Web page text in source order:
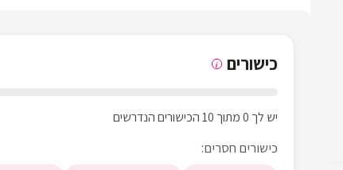
כישורים i
יש לך 0 מתוך 10 הכישורים הנדרשים
כישורים חסרים: